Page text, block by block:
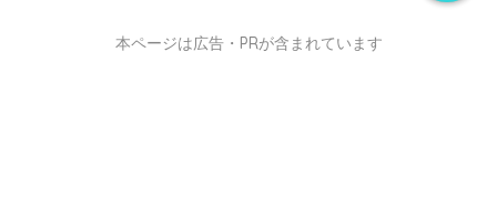
本ページは広告・PRが含まれています